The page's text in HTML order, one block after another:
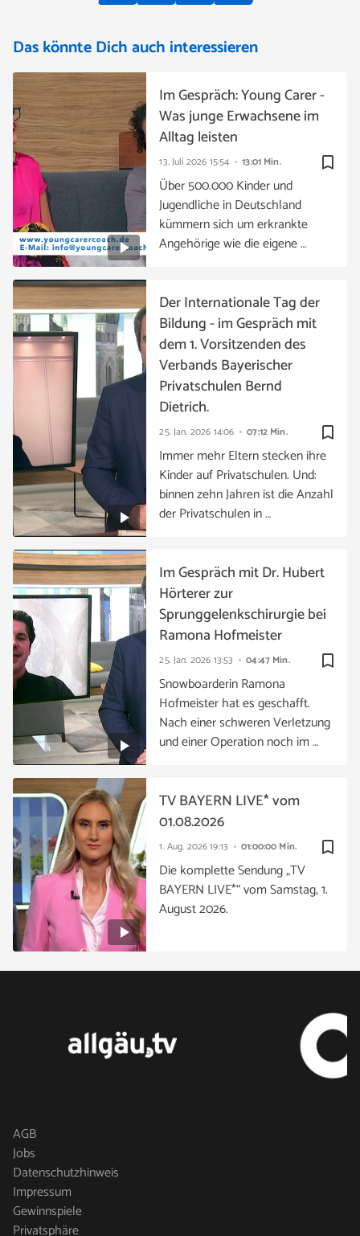
Das könnte Dich auch interessieren
bookmark_border
13. Juli 2026 15:54 13:01 Min.
Im Gespräch: Young Carer -
Was junge Erwachsene im
Alltag leisten
Über 500.000 Kinder und
Jugendliche in Deutschland
kümmern sich um erkrankte
Angehörige wie die eigene …
bookmark_border
25. Jan. 2026 14:06 07:12 Min.
Der Internationale Tag der
Bildung - im Gespräch mit
dem 1. Vorsitzenden des
Verbands Bayerischer
Privatschulen Bernd
Dietrich.
Immer mehr Eltern stecken ihre
Kinder auf Privatschulen. Und:
binnen zehn Jahren ist die Anzahl
der Privatschulen in …
bookmark_border
25. Jan. 2026 13:53 04:47 Min.
Im Gespräch mit Dr. Hubert
Hörterer zur
Sprunggelenkschirurgie bei
Ramona Hofmeister
Snowboarderin Ramona
Hofmeister hat es geschafft.
Nach einer schweren Verletzung
und einer Operation noch im …
bookmark_border
1. Aug. 202619:13 01:00:00 Min.
TV BAYERN LIVE* vom
01.08.2026
Die komplette Sendung „TV
BAYERN LIVE*“ vom Samstag, 1.
August 2026.
AGB
Jobs
Datenschutzhinweis
Impressum
Gewinnspiele
Privatsphäre